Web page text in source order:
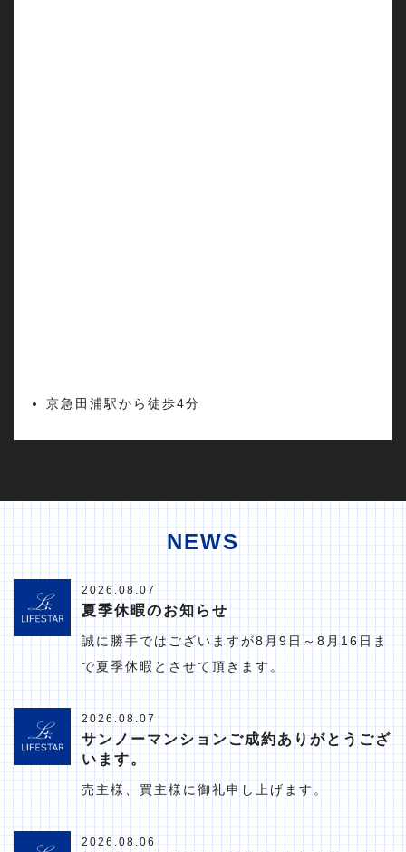
京急田浦駅から徒歩4分
NEWS
2026.08.07
夏季休暇のお知らせ
誠に勝手ではございますが8月9日～8月16日ま
で夏季休暇とさせて頂きます。
2026.08.07
サンノーマンションご成約ありがとうござ
います。
売主様、買主様に御礼申し上げます。
2026.08.06